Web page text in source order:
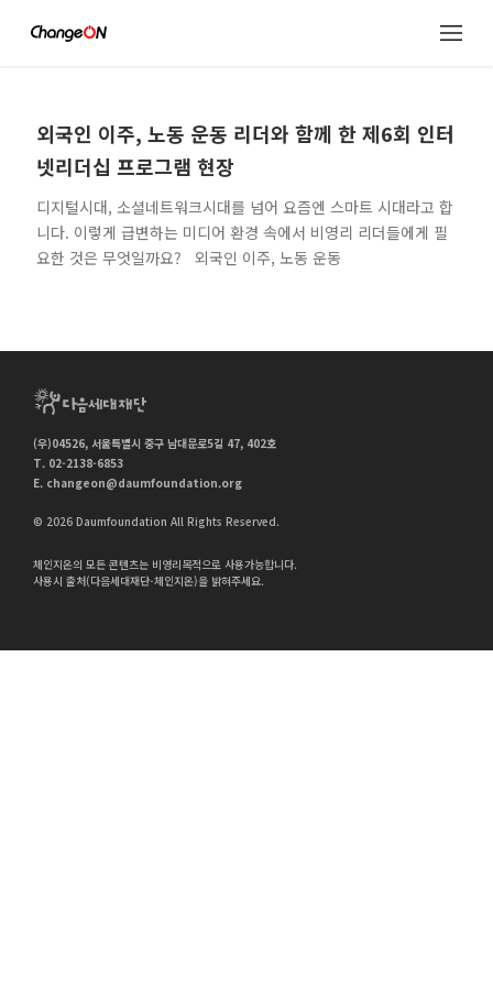
외국인 이주, 노동 운동 리더와 함께 한 제6회 인터
넷리더십 프로그램 현장
디지털시대, 소셜네트워크시대를 넘어 요즘엔 스마트 시대라고 합
니다. 이렇게 급변하는 미디어 환경 속에서 비영리 리더들에게 필
요한 것은 무엇일까요? 외국인 이주, 노동 운동
(우)04526, 서울특별시 중구 남대문로5길 47, 402호
T. 02-2138-6853
E. changeon@daumfoundation.org
© 2026 Daumfoundation All Rights Reserved.
체인지온의 모든 콘텐츠는 비영리목적으로 사용가능합니다.
사용시 출처(다음세대재단-체인지온)을 밝혀주세요.